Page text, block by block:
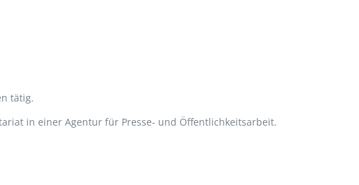
tätig.
in einer Agentur für Presse- und Öffentlichkeitsarbeit.